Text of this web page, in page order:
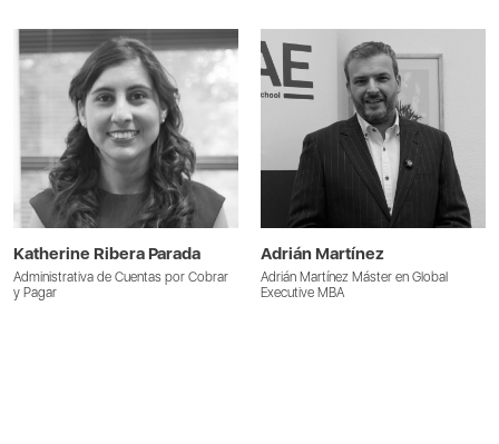
Katherine Ribera Parada
Administrativa de Cuentas por Cobrar
y Pagar
Adrián Martínez
Adrián Martínez Máster en Global
Executive MBA